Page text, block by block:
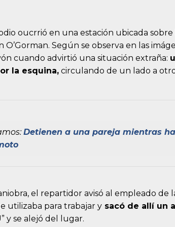
oucrrió en una estación ubicada
O’Gorman. Según se observa en las
cuando advirtió una situación extraña:
la esquina, circulando de un lado a
Detienen a una pareja mientras
el repartidor avisó al empleado de
utilizaba para trabajar y sacó de allí un
y se alejó del lugar.